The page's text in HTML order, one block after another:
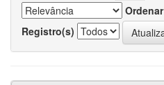
Ordenar
Registro(s)